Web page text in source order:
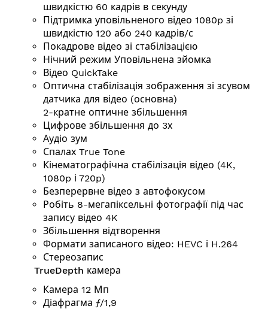
швидкістю 60 кадрів в секунду
Підтримка уповільненого відео 1080p зі
швидкістю 120 або 240 кадрів/с
Покадрове відео зі стабілізацією
Нічний режим Уповільнена зйомка
Відео QuickTake
Оптична стабілізація зображення зі зсувом
датчика для відео (основна)
2-кратне оптичне збільшення
Цифрове збільшення до 3х
Аудіо зум
Спалах True Tone
Кінематографічна стабілізація відео (4K,
1080p і 720p)
Безперервне відео з автофокусом
Робіть 8-мегапіксельні фотографії під час
запису відео 4K
Збільшення відтворення
Формати записаного відео: HEVC і H.264
Стереозапис
TrueDepth камера
Камера 12 Мп
Діафрагма ƒ/1,9